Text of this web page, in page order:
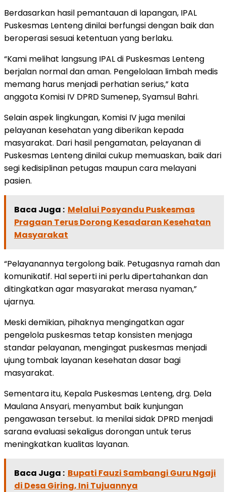
Berdasarkan hasil pemantauan di lapangan, IPAL
Puskesmas Lenteng dinilai berfungsi dengan baik dan
beroperasi sesuai ketentuan yang berlaku.
“Kami melihat langsung IPAL di Puskesmas Lenteng
berjalan normal dan aman. Pengelolaan limbah medis
memang harus menjadi perhatian serius,” kata
anggota Komisi IV DPRD Sumenep, Syamsul Bahri.
Selain aspek lingkungan, Komisi IV juga menilai
pelayanan kesehatan yang diberikan kepada
masyarakat. Dari hasil pengamatan, pelayanan di
Puskesmas Lenteng dinilai cukup memuaskan, baik dari
segi kedisiplinan petugas maupun cara melayani
pasien.
Baca Juga : Melalui Posyandu Puskesmas
Pragaan Terus Dorong Kesadaran Kesehatan
Masyarakat
“Pelayanannya tergolong baik. Petugasnya ramah dan
komunikatif. Hal seperti ini perlu dipertahankan dan
ditingkatkan agar masyarakat merasa nyaman,”
ujarnya.
Meski demikian, pihaknya mengingatkan agar
pengelola puskesmas tetap konsisten menjaga
standar pelayanan, mengingat puskesmas menjadi
ujung tombak layanan kesehatan dasar bagi
masyarakat.
Sementara itu, Kepala Puskesmas Lenteng, drg. Dela
Maulana Ansyari, menyambut baik kunjungan
pengawasan tersebut. Ia menilai sidak DPRD menjadi
sarana evaluasi sekaligus dorongan untuk terus
meningkatkan kualitas layanan.
Baca Juga : Bupati Fauzi Sambangi Guru Ngaji
di Desa Giring, Ini Tujuannya